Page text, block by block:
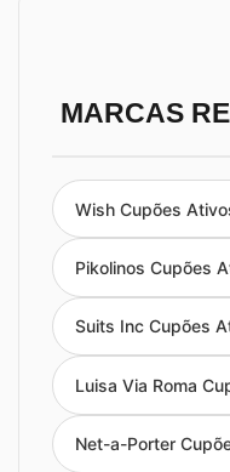
MARCAS
Wish Cupões
Pikolinos Cupões
Suits Inc Cupões
Luisa Via Roma
Net-a-Porter